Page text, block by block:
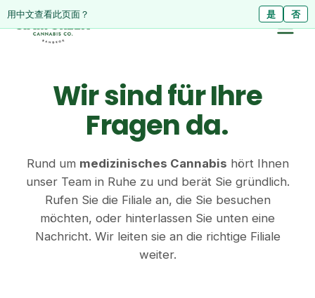
ดูหน้านี้เป็นภาษาไทย? ไม่ใช่
用中文查看此页面？ 是 否
Wir sind für Ihre
Fragen da.
Rund um medizinisches Cannabis hört Ihnen
unser Team in Ruhe zu und berät Sie gründlich.
Rufen Sie die Filiale an, die Sie besuchen
möchten, oder hinterlassen Sie unten eine
Nachricht. Wir leiten sie an die richtige Filiale
weiter.